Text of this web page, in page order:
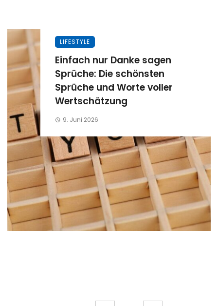
LIFESTYLE
Einfach nur Danke sagen
Sprüche: Die schönsten
Sprüche und Worte voller
Wertschätzung
9. Juni 2026